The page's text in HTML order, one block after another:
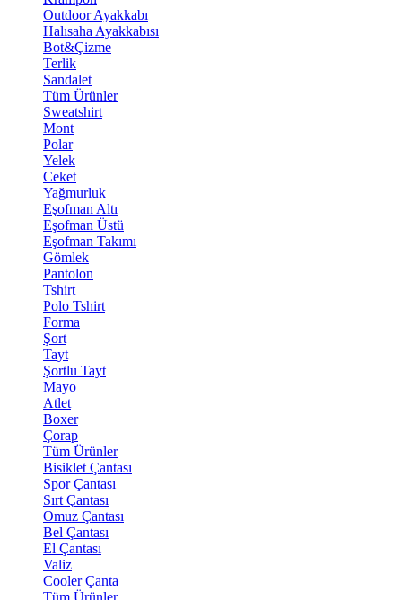
Outdoor Ayakkabı
Halısaha Ayakkabısı
Bot&Çizme
Terlik
Sandalet
Tüm Ürünler
Sweatshirt
Mont
Polar
Yelek
Ceket
Yağmurluk
Eşofman Altı
Eşofman Üstü
Eşofman Takımı
Gömlek
Pantolon
Tshirt
Polo Tshirt
Forma
Şort
Tayt
Şortlu Tayt
Mayo
Atlet
Boxer
Çorap
Tüm Ürünler
Bisiklet Çantası
Spor Çantası
Sırt Çantası
Omuz Çantası
Bel Çantası
El Çantası
Valiz
Cooler Çanta
Tüm Ürünler